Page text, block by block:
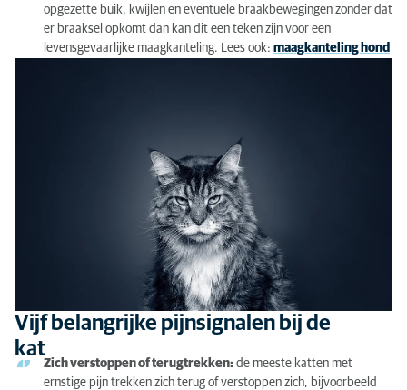
opgezette buik, kwijlen en eventuele braakbewegingen zonder dat
er braaksel opkomt dan kan dit een teken zijn voor een
levensgevaarlijke maagkanteling. Lees ook: maagkanteling hond
Vijf belangrijke pijnsignalen bij de
kat
Zich verstoppen of terugtrekken: de meeste katten met
ernstige pijn trekken zich terug of verstoppen zich, bijvoorbeeld